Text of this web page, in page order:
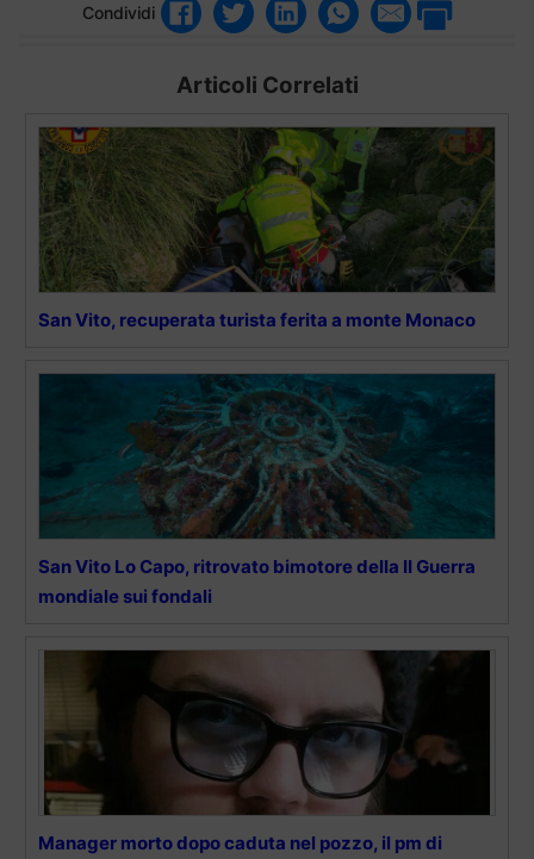
Condividi
Articoli Correlati
San Vito, recuperata turista ferita a monte Monaco
San Vito Lo Capo, ritrovato bimotore della II Guerra
mondiale sui fondali
Manager morto dopo caduta nel pozzo, il pm di